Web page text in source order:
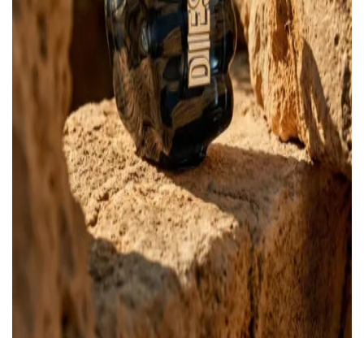
ВЕРНУТЬСЯ К БЛОГУ
ВОЙТИ С ПОМОЩЬЮ ЗВОНКА
ВЕРНУТЬСЯ ПЕРЕЧИСЛИТЬ
ВЕРНУТЬСЯ